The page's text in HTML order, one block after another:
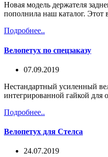
Новая модель держателя
пополнила наш каталог. Этот
Подробнее..
Велопетух по спецзаказу
07.09.2019
Нестандартный усиленный
интегрированной гайкой для
Подробнее..
Велопетух для Стелса
24.07.2019